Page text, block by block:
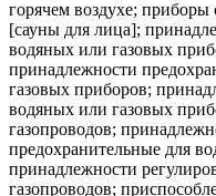
горячем воздухе;
[сауны для лица];
водяных или газовых
принадлежности
газовых приборов;
водяных или газовых
газопроводов;
предохранительные для
принадлежности
газопроводов;